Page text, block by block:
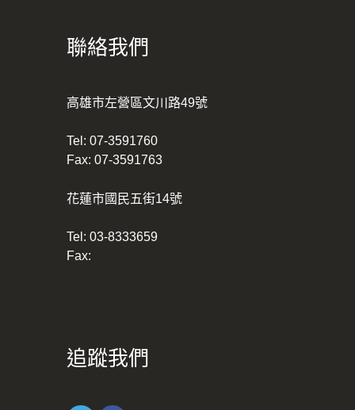
聯絡我們
高雄市左營區文川路49號
Tel: 07-3591760
Fax: 07-3591763
花蓮市國民五街14號
Tel: 03-8333659
Fax:
追蹤我們